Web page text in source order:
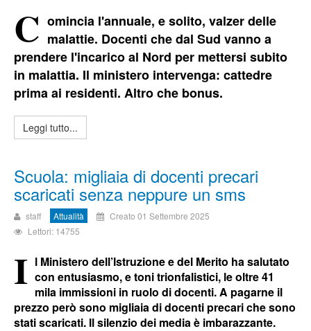
C omincia l'annuale, e solito, valzer delle
malattie. Docenti che dal Sud vanno a
prendere l'incarico al Nord per mettersi subito
in malattia. Il ministero intervenga: cattedre
prima ai residenti. Altro che bonus.
Leggi tutto...
Scuola: migliaia di docenti precari
scaricati senza neppure un sms
staff Attualità
Creato 01 Settembre 2025
Lettori: 14755
I l Ministero dell’Istruzione e del Merito ha salutato
con entusiasmo, e toni trionfalistici, le oltre 41
mila immissioni in ruolo di docenti. A pagarne il
prezzo però sono migliaia di docenti precari che sono
stati scaricati. Il silenzio dei media è imbarazzante.